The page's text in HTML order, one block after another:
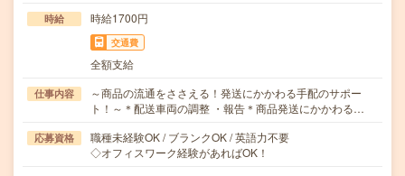
時給 時給1700円
交通費
全額支給
仕事内容
～商品の流通をささえる！発送にかかわる手配のサポー
ト！～＊配送車両の調整 ・報告＊商品発送にかかわる…
応募資格
職種未経験OK / ブランクOK / 英語力不要
◇オフィスワーク経験があればOK！